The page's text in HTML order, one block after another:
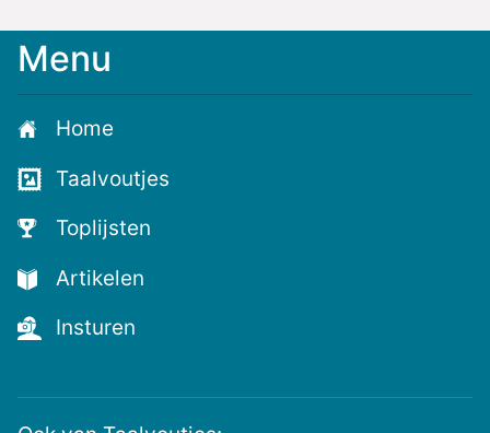
Menu
Home
Taalvoutjes
Toplijsten
Artikelen
Insturen